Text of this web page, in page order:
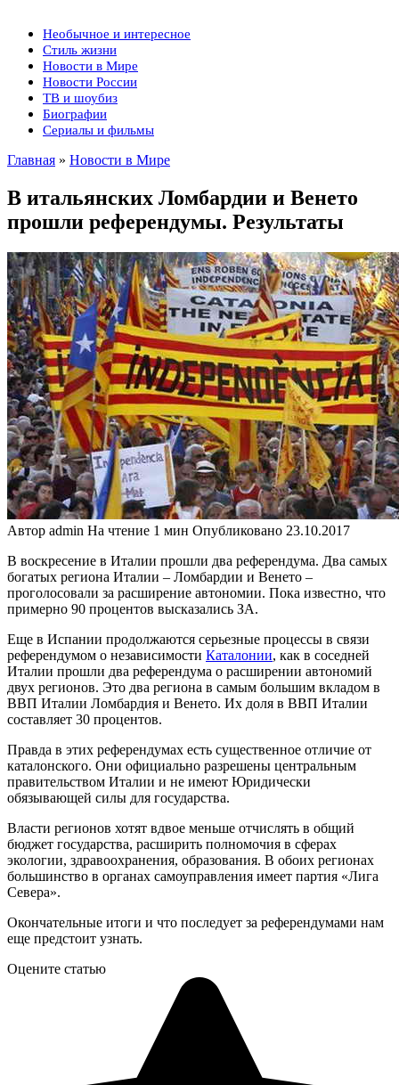
Необычное и интересное
Стиль жизни
Новости в Мире
Новости России
ТВ и шоубиз
Биографии
Сериалы и фильмы
Главная » Новости в Мире
В итальянских Ломбардии и Венето
прошли референдумы. Результаты
Автор admin На чтение 1 мин Опубликовано 23.10.2017
В воскресение в Италии прошли два референдума. Два самых
богатых региона Италии – Ломбардии и Венето –
проголосовали за расширение автономии. Пока известно, что
примерно 90 процентов высказались ЗА.
Еще в Испании продолжаются серьезные процессы в связи
референдумом о независимости Каталонии, как в соседней
Италии прошли два референдума о расширении автономий
двух регионов. Это два региона в самым большим вкладом в
ВВП Италии Ломбардия и Венето. Их доля в ВВП Италии
составляет 30 процентов.
Правда в этих референдумах есть существенное отличие от
каталонского. Они официально разрешены центральным
правительством Италии и не имеют Юридически
обязывающей силы для государства.
Власти регионов хотят вдвое меньше отчислять в общий
бюджет государства, расширить полномочия в сферах
экологии, здравоохранения, образования. В обоих регионах
большинство в органах самоуправления имеет партия «Лига
Севера».
Окончательные итоги и что последует за референдумами нам
еще предстоит узнать.
Оцените статью